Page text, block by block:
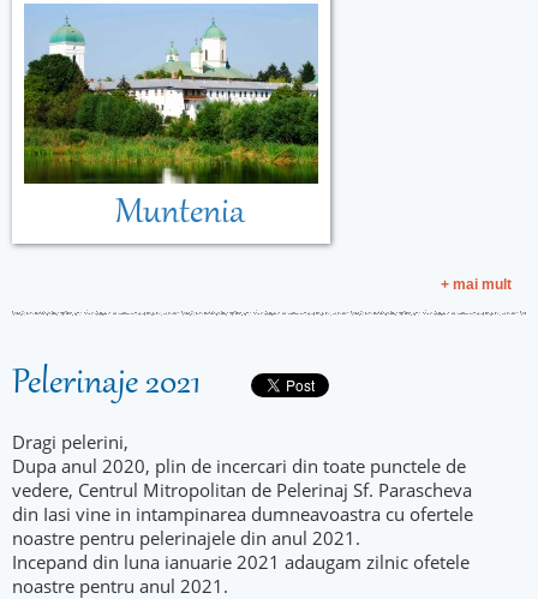
Muntenia
+ mai mult
Pelerinaje 2021
Dragi pelerini,
Dupa anul 2020, plin de incercari din toate punctele de
vedere, Centrul Mitropolitan de Pelerinaj Sf. Parascheva
din Iasi vine in intampinarea dumneavoastra cu ofertele
noastre pentru pelerinajele din anul 2021.
Incepand din luna ianuarie 2021 adaugam zilnic ofetele
noastre pentru anul 2021.